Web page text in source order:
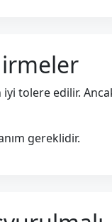
tolere edilir.
gereklidir.